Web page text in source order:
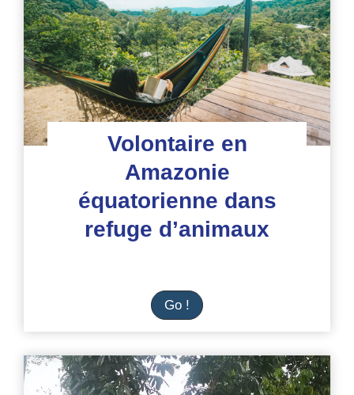
l’environnement
Volontaire en
Amazonie
équatorienne dans
refuge d’animaux
Go ! Volontaire
en
équatorienne
dans